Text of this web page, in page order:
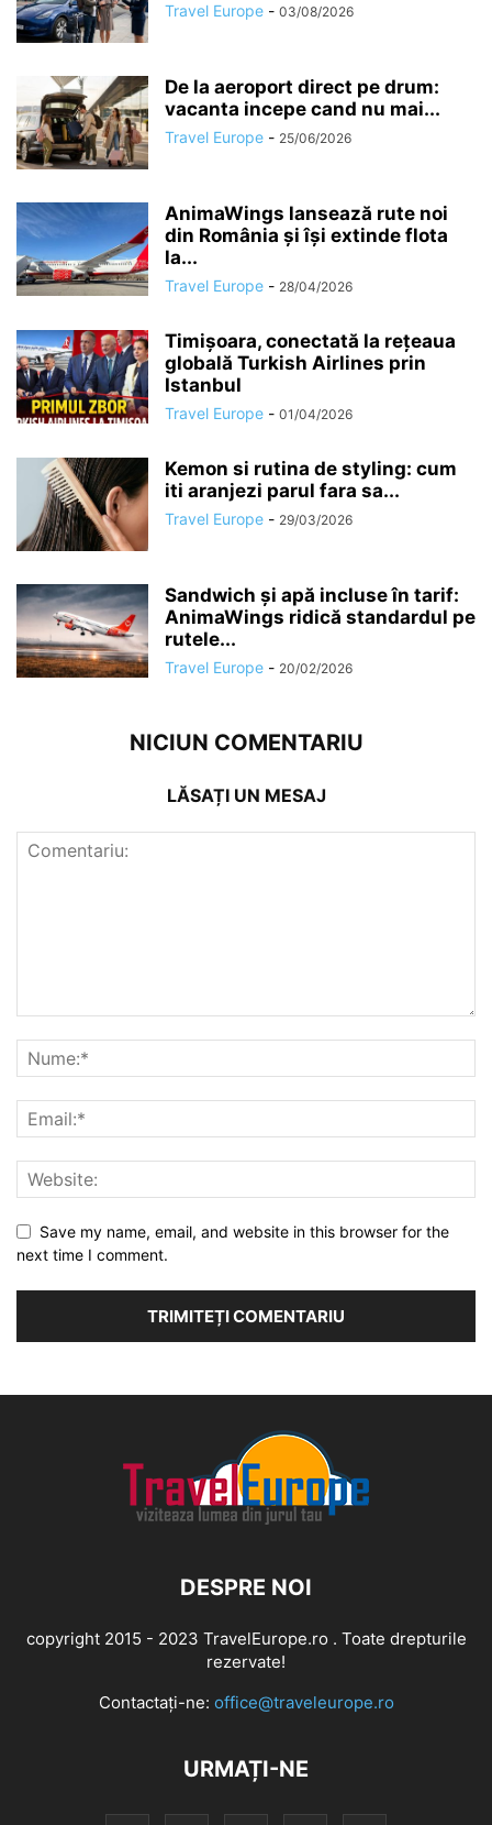
Travel Europe - 03/08/2026
De la aeroport direct pe drum:
vacanta incepe cand nu mai...
Travel Europe - 25/06/2026
AnimaWings lansează rute noi
din România și își extinde flota
la...
Travel Europe - 28/04/2026
Timișoara, conectată la rețeaua
globală Turkish Airlines prin
Istanbul
Travel Europe - 01/04/2026
Kemon si rutina de styling: cum
iti aranjezi parul fara sa...
Travel Europe - 29/03/2026
Sandwich și apă incluse în tarif:
AnimaWings ridică standardul pe
rutele...
Travel Europe - 20/02/2026
NICIUN COMENTARIU
LĂSAȚI UN MESAJ
Save my name, email, and website in this browser for the
next time I comment.
DESPRE NOI
copyright 2015 - 2023 TravelEurope.ro . Toate drepturile
rezervate!
Contactați-ne: office@traveleurope.ro
URMAȚI-NE